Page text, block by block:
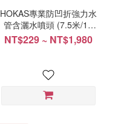
HOKAS專業防凹折強力水
管含灑水噴頭 (7.5米/15
米) S424
NT$229 ~ NT$1,980